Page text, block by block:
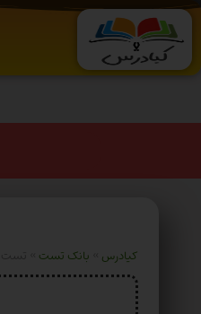
کیادرس بانک تست